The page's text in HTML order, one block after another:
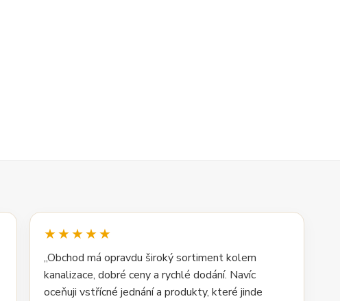
★★★★★
„Obchod má opravdu široký sortiment kolem
kanalizace, dobré ceny a rychlé dodání. Navíc
oceňuji vstřícné jednání a produkty, které jinde